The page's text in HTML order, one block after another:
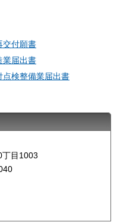
交付願書
業届出書
点検整備業届出書
目1003